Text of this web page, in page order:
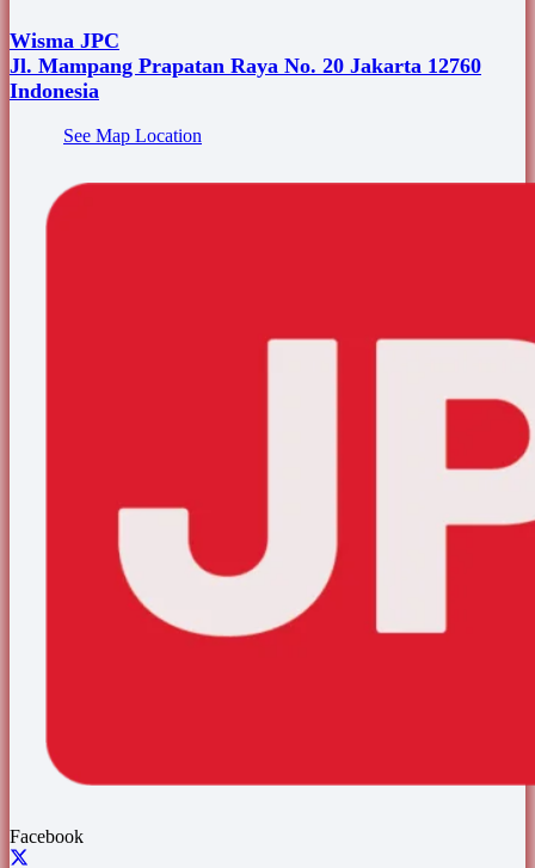
Wisma JPC
Jl. Mampang Prapatan Raya No. 20 Jakarta 12760
Indonesia
See Map Location
Facebook